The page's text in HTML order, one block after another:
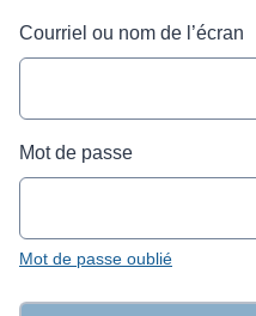
Courriel ou nom de l’écran
Mot de passe
Mot de passe oublié